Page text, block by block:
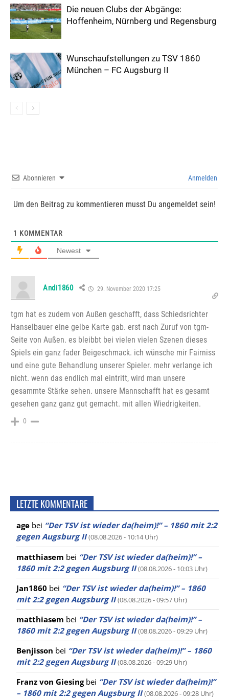
Die neuen Clubs der Abgänge:
Hoffenheim, Nürnberg und Regensburg
Wunschaufstellungen zu TSV 1860
München – FC Augsburg II
Abonnieren Anmelden
Um den Beitrag zu kommentieren musst Du angemeldet sein!
1 KOMMENTAR
Newest
Andi1860 29. November 2020 17:25
tgm hat es zudem von Außen geschafft, dass Schiedsrichter
Hanselbauer eine gelbe Karte gab. erst nach Zuruf von tgm-
Seite von Außen. es bleibbt bei vielen vielen Szenen dieses
Spiels ein ganz fader Beigeschmack. ich wünsche mir Fairniss
und eine gute Behandlung unserer Spieler. mehr verlange ich
nicht. wenn das endlich mal eintritt, wird man unsere
gesammte Stärke sehen. unsere Mannschafft hat es gesamt
gesehen ganz ganz gut gemacht. mit allen Wiedrigkeiten.
0
LETZTE KOMMENTARE
age bei “Der TSV ist wieder da(heim)!” – 1860 mit 2:2
gegen Augsburg II (08.08.2026 - 10:14 Uhr)
matthiasem bei “Der TSV ist wieder da(heim)!” –
1860 mit 2:2 gegen Augsburg II (08.08.2026 - 10:03 Uhr)
Jan1860 bei “Der TSV ist wieder da(heim)!” – 1860
mit 2:2 gegen Augsburg II (08.08.2026 - 09:57 Uhr)
matthiasem bei “Der TSV ist wieder da(heim)!” –
1860 mit 2:2 gegen Augsburg II (08.08.2026 - 09:29 Uhr)
Benjisson bei “Der TSV ist wieder da(heim)!” – 1860
mit 2:2 gegen Augsburg II (08.08.2026 - 09:29 Uhr)
Franz von Giesingbei “Der TSV ist wieder da(heim)!”
– 1860 mit 2:2 gegen Augsburg II (08.08.2026 - 09:28 Uhr)